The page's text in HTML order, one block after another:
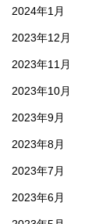
2024年1月
2023年12月
2023年11月
2023年10月
2023年9月
2023年8月
2023年7月
2023年6月